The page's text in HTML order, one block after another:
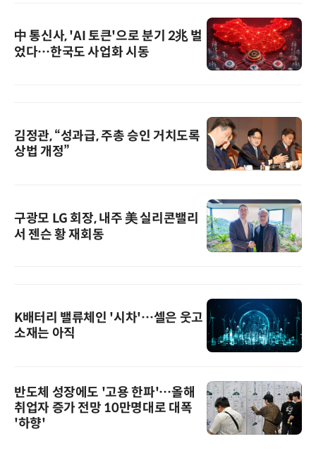
中 통신사, 'AI 토큰'으로 분기 2兆 벌
었다…한국도 사업화 시동
김정관, “성과급, 주총 승인 거치도록
상법 개정”
구광모 LG 회장, 내주 美 실리콘밸리
서 젠슨 황 재회동
K배터리 밸류체인 '시차'…셀은 웃고
소재는 아직
반도체 성장에도 '고용 한파'…올해
취업자 증가 전망 10만명대로 대폭
'하향'